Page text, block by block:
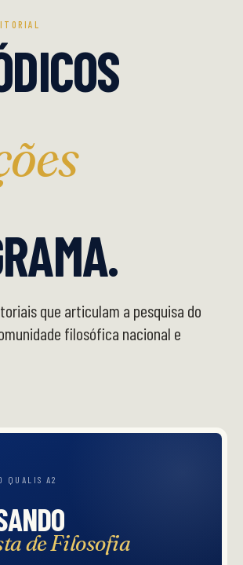
que articulam a pesquisa do
filosófica nacional e
QUALIS A2
de Filosofia